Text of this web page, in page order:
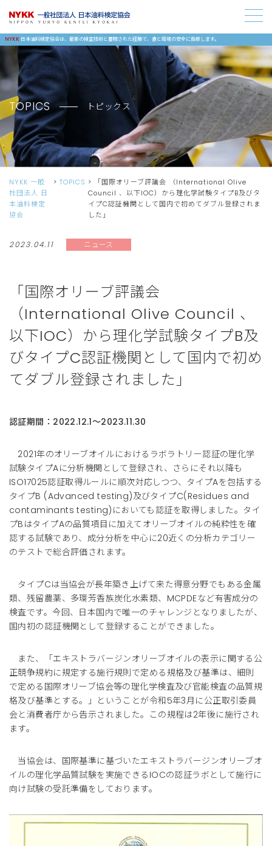
NYKK 日本油料検定協会は、最新の検査技術と蓄積された経験で、食と環境の安全に貢献します。
TOPICS トピックス
NYKK 一般
社団法人 日
本油料検定
協会
TOPICS
「国際オリーブ評議会 （International Olive
Council 、以下IOC）から理化学試験タイプB及びタ
イプC認証機関として国内で初めてダブル登録されま
した」
2023.04.11 ニュース
「国際オリーブ評議会
（International Olive Council 、
以下IOC）から理化学試験タイプB及
びタイプC認証機関として国内で初め
てダブル登録されました」
認証期間：2022.12.1～2023.11.30
2021年のオリーブオイルにおけるラボラトリー認証の理化学
試験タイプAに分析機関として登録され、さらにそれ以降も
ISO17025認証取得ルールに順次対応しつつ、タイプAを包括する
タイプB (Advanced testing)及びタイプC(Residues and
contaminants testing)においても認証を取得しました。タイ
プBはタイプAの品質項目に加えてオリーブオイルの純粋性を確
認する試験であり、成分分析を中心に20近くの分析カテゴリー
のテストで総合評価されます。
タイプCは当協会が長年築き上げて来た得意分野でもある金属
類、残留農薬、多環芳香族炭化水素類、MCPDEなど有害成分の
検査です。今回、日本国内で唯一のチャレンジとなりましたが、
国内初の認証機関として登録することができました。
また、「エキストラバージンオリーブオイルの表示に関する公
正競争規約に規定する施行規則で定める規格及び基準は、細則
で定める国際オリーブ協会等の理化学検査及び官能検査の品質規
格及び基準とする。」ということが令和5年3月に公正取引委員
会と消費者庁から告示されました。この規程は2年後に施行され
ます。
当協会は、国際基準に基づいたエキストラバージンオリーブオ
イルの理化学品質試験を実施できるIOCの認証ラボとして施行に
向け試験の受託準備をしております。